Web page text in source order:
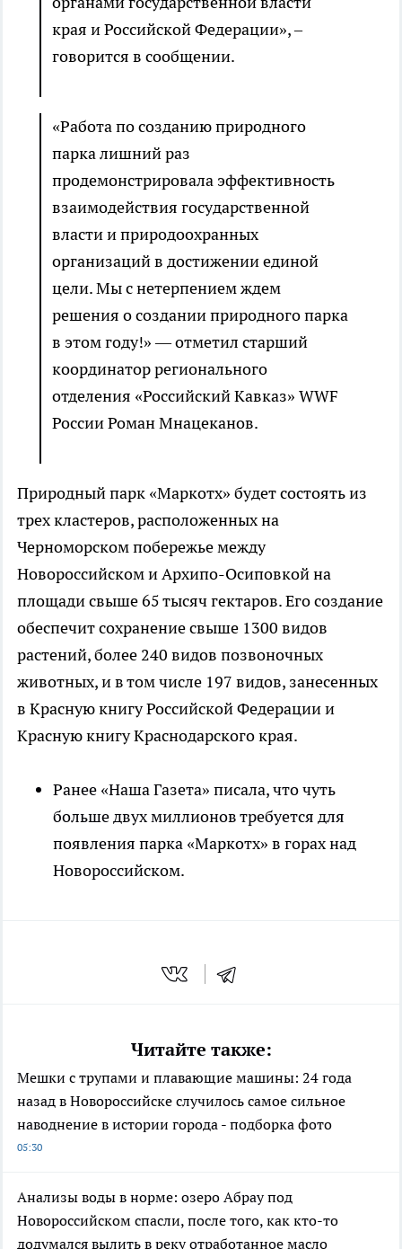
края и Российской Федерации», –
говорится в сообщении.
«Работа по созданию природного
парка лишний раз
продемонстрировала эффективность
взаимодействия государственной
власти и природоохранных
организаций в достижении единой
цели. Мы с нетерпением ждем
решения о создании природного парка
в этом году!» — отметил старший
координатор регионального
отделения «Российский Кавказ» WWF
России Роман Мнацеканов.
Природный парк «Маркотх» будет состоять из
трех кластеров, расположенных на
Черноморском побережье между
Новороссийском и Архипо-Осиповкой на
площади свыше 65 тысяч гектаров. Его создание
обеспечит сохранение свыше 1300 видов
растений, более 240 видов позвоночных
животных, и в том числе 197 видов, занесенных
в Красную книгу Российской Федерации и
Красную книгу Краснодарского края.
Ранее «Наша Газета» писала, что чуть
больше двух миллионов требуется для
появления парка «Маркотх» в горах над
Новороссийском.
Читайте также:
Мешки с трупами и плавающие машины: 24 года
назад в Новороссийске случилось самое сильное
наводнение в истории города - подборка фото
05:30
Анализы воды в норме: озеро Абрау под
Новороссийском спасли, после того, как кто-то
додумался вылить в реку отработанное масло